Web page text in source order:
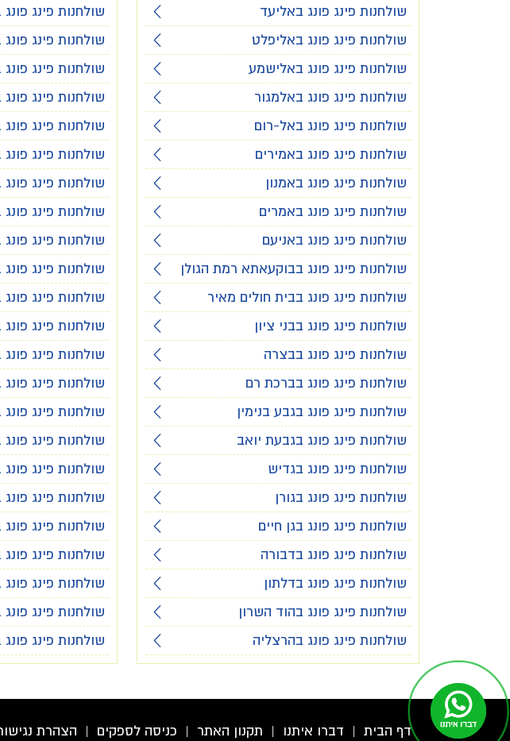
שולחנות פינג פונג באליעד
שולחנות פינג פונג באליפלט
שולחנות פינג פונג באלישמע
שולחנות פינג פונג באלמגור
שולחנות פינג פונג באל-רום
שולחנות פינג פונג באמירים
שולחנות פינג פונג באמנון
שולחנות פינג פונג באמרים
שולחנות פינג פונג באניעם
שולחנות פינג פונג בבוקעאתא רמת הגולן
שולחנות פינג פונג בבית חולים מאיר
שולחנות פינג פונג בבני ציון
שולחנות פינג פונג בבצרה
שולחנות פינג פונג בברכת רם
שולחנות פינג פונג בגבע בנימין
שולחנות פינג פונג בגבעת יואב
שולחנות פינג פונג בגדיש
שולחנות פינג פונג בגורן
שולחנות פינג פונג בגן חיים
שולחנות פינג פונג בדבורה
שולחנות פינג פונג בדלתון
שולחנות פינג פונג בהוד השרון
שולחנות פינג פונג בהרצליה
שולחנות פינג פונג
שולחנות פינג
שולחנות פינג
שולחנות פינג
שולחנות פינג
שולחנות פינג
שולחנות פינג פונג
שולחנות פינג פונג
שולחנות פינג
שולחנות פינג פונג
שולחנות פינג
שולחנות פינג
שולחנות פינג
שולחנות פינג
שולחנות פינג
שולחנות פינג פונג
שולחנות פינג
שולחנות פינג
שולחנות פינג
שולחנות פינג
שולחנות פינג
שולחנות פינג
שולחנות פינג
דף הבית | דברו איתנו | תקנון האתר | כניסה לספקים | הצהרת